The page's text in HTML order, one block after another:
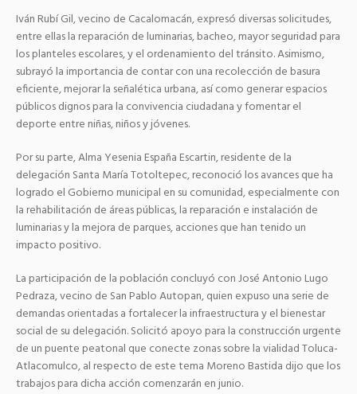
Iván Rubí Gil, vecino de Cacalomacán, expresó diversas solicitudes,
entre ellas la reparación de luminarias, bacheo, mayor seguridad para
los planteles escolares, y el ordenamiento del tránsito. Asimismo,
subrayó la importancia de contar con una recolección de basura
eficiente, mejorar la señalética urbana, así como generar espacios
públicos dignos para la convivencia ciudadana y fomentar el
deporte entre niñas, niños y jóvenes.
Por su parte, Alma Yesenia España Escartin, residente de la
delegación Santa María Totoltepec, reconoció los avances que ha
logrado el Gobierno municipal en su comunidad, especialmente con
la rehabilitación de áreas públicas, la reparación e instalación de
luminarias y la mejora de parques, acciones que han tenido un
impacto positivo.
La participación de la población concluyó con José Antonio Lugo
Pedraza, vecino de San Pablo Autopan, quien expuso una serie de
demandas orientadas a fortalecer la infraestructura y el bienestar
social de su delegación. Solicitó apoyo para la construcción urgente
de un puente peatonal que conecte zonas sobre la vialidad Toluca-
Atlacomulco, al respecto de este tema Moreno Bastida dijo que los
trabajos para dicha acción comenzarán en junio.